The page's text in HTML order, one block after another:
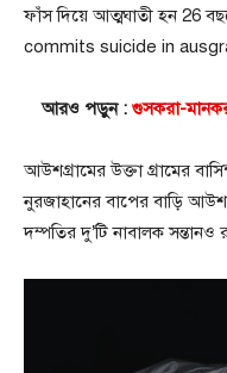
ফাঁস দিয়ে আত্মঘাতী হন 26
commits suicide in
আরও পড়ুন : গুসকরা-
আউশগ্রামের উক্তা গ্রামের
নুরজাহানের বাপের বাড়ি
দম্পতির দু’টি নাবালক সন্তানও